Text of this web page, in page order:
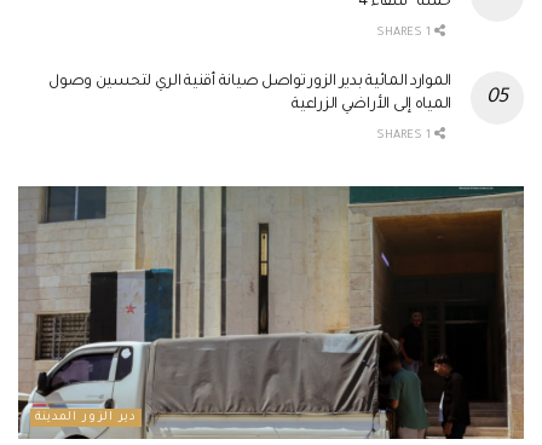
الموارد المائية بدير الزور تواصل صيانة أقنية الري لتحسين وصول
المياه إلى الأراضي الزراعية
دير الزور المدينة